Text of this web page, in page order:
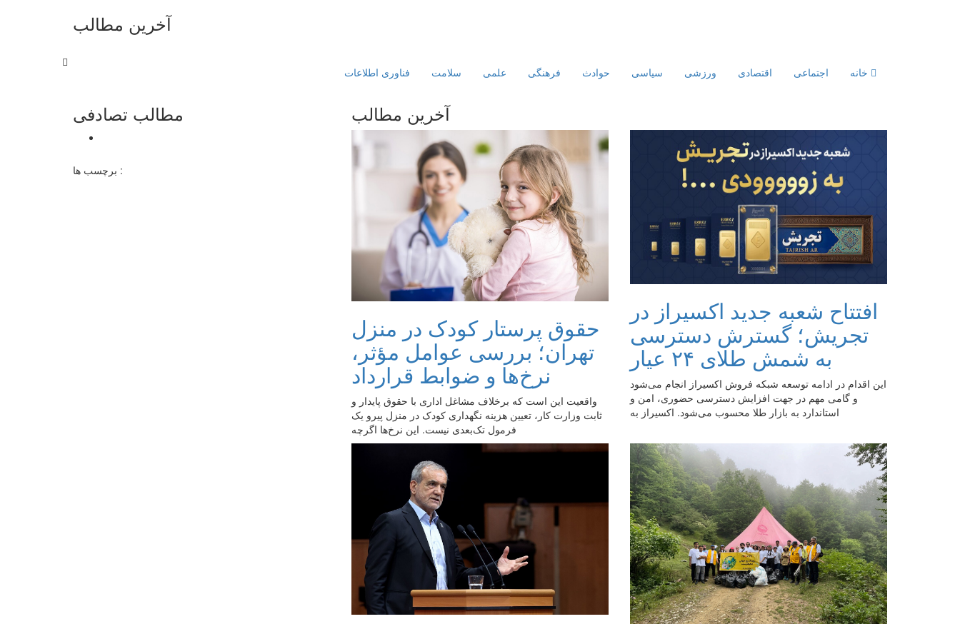
آخرین مطالب
اجتماعی اقتصادی ورزشی سیاسی حوادث فرهنگی علمی سلامت فناوری اطلاعات
آخرین مطالب
افتتاح شعبه جدید اکسیراز در
تجریش؛ گسترش دسترسی
به شمش طلای ۲۴ عیار
این اقدام در ادامه توسعه شبکه فروش اکسیراز انجام می‌شود
و گامی مهم در جهت افزایش دسترسی حضوری، امن و
حقوق پرستار کودک در منزل
تهران؛ بررسی عوامل مؤثر،
نرخ‌ها و ضوابط قرارداد
واقعیت این است که برخلاف مشاغل اداری با حقوق پایدار و
ثابت وزارت کار، تعیین هزینه نگهداری کودک در منزل پیرو یک
فرمول تک‌بعدی نیست. این نرخ‌ها اگرچه
مطالب تصادفی
برچسب ها :